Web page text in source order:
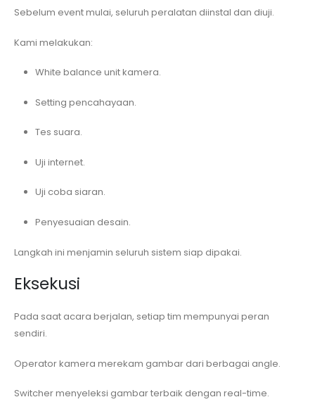
Sebelum event mulai, seluruh peralatan diinstal dan diuji.
Kami melakukan:
White balance unit kamera.
Setting pencahayaan.
Tes suara.
Uji internet.
Uji coba siaran.
Penyesuaian desain.
Langkah ini menjamin seluruh sistem siap dipakai.
Eksekusi
Pada saat acara berjalan, setiap tim mempunyai peran
sendiri.
Operator kamera merekam gambar dari berbagai angle.
Switcher menyeleksi gambar terbaik dengan real-time.